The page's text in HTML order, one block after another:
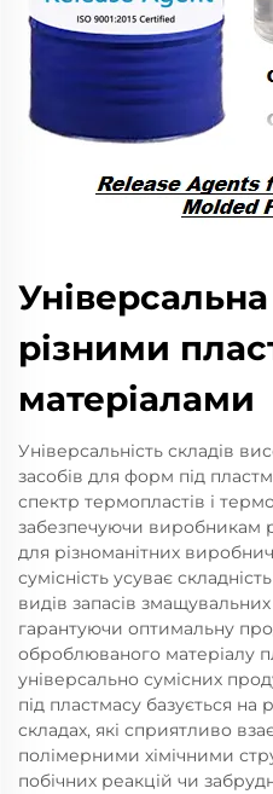
Універсальна
різними
матеріалами
Універсальність складів
засобів для форм під
спектр термопластів і
забезпечуючи виробникам
для різноманітних
сумісність усуває
видів запасів
гарантуючи оптимальну
оброблюваного матеріалу
універсально сумісних
під пластмасу базується
складах, які сприятливо
полімерними хімічними
побічних реакцій чи